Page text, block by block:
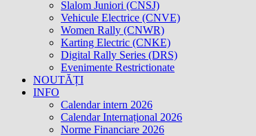
Slalom Juniori (CNSJ)
Vehicule Electrice (CNVE)
Women Rally (CNWR)
Karting Electric (CNKE)
Digital Rally Series (DRS)
Evenimente Restrictionate
NOUTĂȚI
INFO
Calendar intern 2026
Calendar Internațional 2026
Norme Financiare 2026